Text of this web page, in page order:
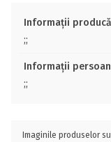
Informații
;;
Informații
;;
Imaginile produselor